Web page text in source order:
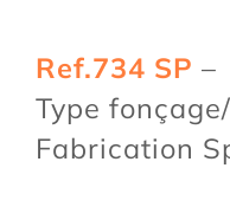
Ref.734 SP –
Type
Fabrication